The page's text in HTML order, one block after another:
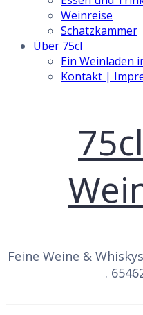
Weinreise
Schatzkammer
Über 75cl
Ein Weinladen
Kontakt |
Feine Weine &
.